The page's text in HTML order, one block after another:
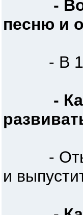
-
песню и
- В 17
-
-
и